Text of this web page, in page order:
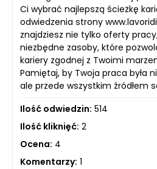
Ci wybrać najlepszą ścieżkę
odwiedzenia strony
znajdziesz nie tylko oferty
niezbędne zasoby, które
kariery zgodnej z Twoimi
Pamiętaj, by Twoja praca była
ale przede wszystkim źródłem
Ilość odwiedzin: 514
Ilość kliknięć: 2
Ocena: 4
Komentarzy: 1